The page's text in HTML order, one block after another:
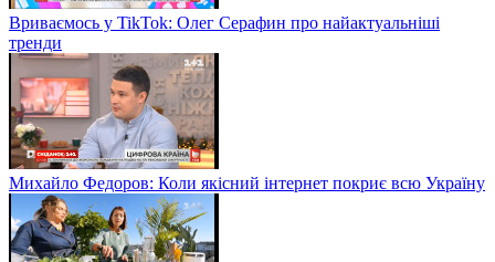
Вриваємось у TikTok: Олег Серафин про найактуальніші
тренди
Михайло Федоров: Коли якісний інтернет покриє всю Україну